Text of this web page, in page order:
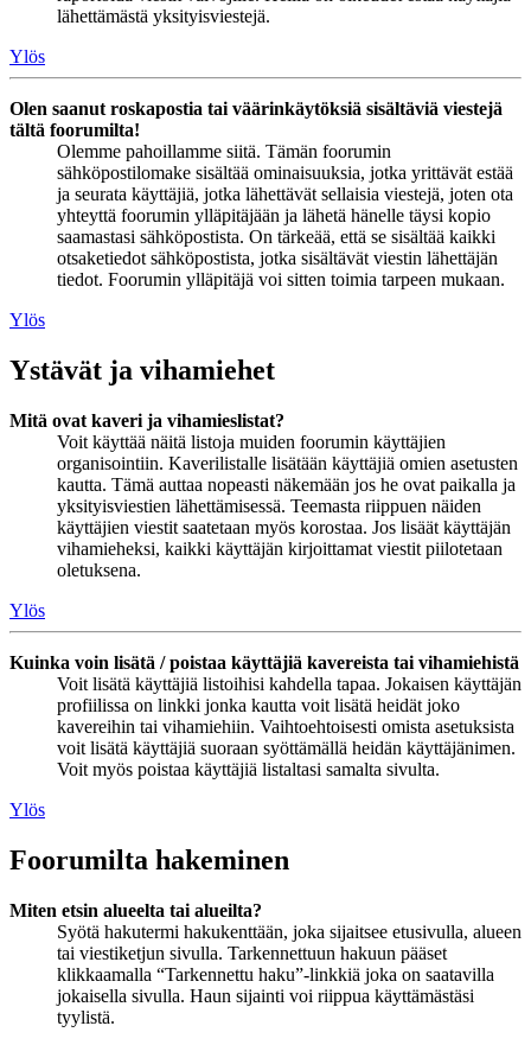
lähettämästä yksityisviestejä.
Ylös
Olen saanut roskapostia tai väärinkäytöksiä sisältäviä viestejä
tältä foorumilta!
Olemme pahoillamme siitä. Tämän foorumin
sähköpostilomake sisältää ominaisuuksia, jotka yrittävät estää
ja seurata käyttäjiä, jotka lähettävät sellaisia viestejä, joten ota
yhteyttä foorumin ylläpitäjään ja lähetä hänelle täysi kopio
saamastasi sähköpostista. On tärkeää, että se sisältää kaikki
otsaketiedot sähköpostista, jotka sisältävät viestin lähettäjän
tiedot. Foorumin ylläpitäjä voi sitten toimia tarpeen mukaan.
Ylös
Ystävät ja vihamiehet
Mitä ovat kaveri ja vihamieslistat?
Voit käyttää näitä listoja muiden foorumin käyttäjien
organisointiin. Kaverilistalle lisätään käyttäjiä omien asetusten
kautta. Tämä auttaa nopeasti näkemään jos he ovat paikalla ja
yksityisviestien lähettämisessä. Teemasta riippuen näiden
käyttäjien viestit saatetaan myös korostaa. Jos lisäät käyttäjän
vihamieheksi, kaikki käyttäjän kirjoittamat viestit piilotetaan
oletuksena.
Ylös
Kuinka voin lisätä / poistaa käyttäjiä kavereista tai vihamiehistä
Voit lisätä käyttäjiä listoihisi kahdella tapaa. Jokaisen käyttäjän
profiilissa on linkki jonka kautta voit lisätä heidät joko
kavereihin tai vihamiehiin. Vaihtoehtoisesti omista asetuksista
voit lisätä käyttäjiä suoraan syöttämällä heidän käyttäjänimen.
Voit myös poistaa käyttäjiä listaltasi samalta sivulta.
Ylös
Foorumilta hakeminen
Miten etsin alueelta tai alueilta?
Syötä hakutermi hakukenttään, joka sijaitsee etusivulla, alueen
tai viestiketjun sivulla. Tarkennettuun hakuun pääset
klikkaamalla “Tarkennettu haku”-linkkiä joka on saatavilla
jokaisella sivulla. Haun sijainti voi riippua käyttämästäsi
tyylistä.